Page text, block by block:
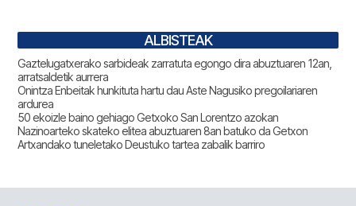
ALBISTEAK
Gaztelugatxerako sarbideak zarratuta egongo dira abuztuaren 12an,
arratsaldetik aurrera
Onintza Enbeitak hunkituta hartu dau Aste Nagusiko pregoilariaren
ardurea
50 ekoizle baino gehiago Getxoko San Lorentzo azokan
Nazinoarteko skateko elitea abuztuaren 8an batuko da Getxon
Artxandako tuneletako Deustuko tartea zabalik barriro